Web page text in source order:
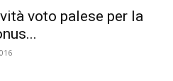
voto palese per la